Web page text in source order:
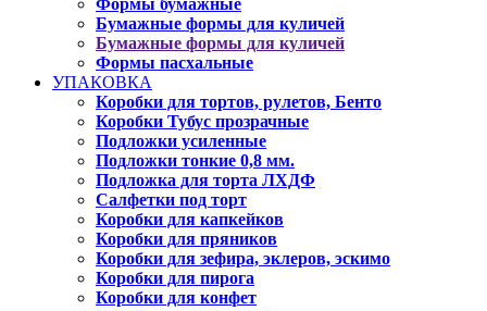
Формы бумажные
Бумажные формы для куличей
Бумажные формы для куличей
Формы пасхальные
УПАКОВКА
Коробки для тортов, рулетов, Бенто
Коробки Тубус прозрачные
Подложки усиленные
Подложки тонкие 0,8 мм.
Подложка для торта ЛХДФ
Салфетки под торт
Коробки для капкейков
Коробки для пряников
Коробки для зефира, эклеров, эскимо
Коробки для пирога
Коробки для конфет